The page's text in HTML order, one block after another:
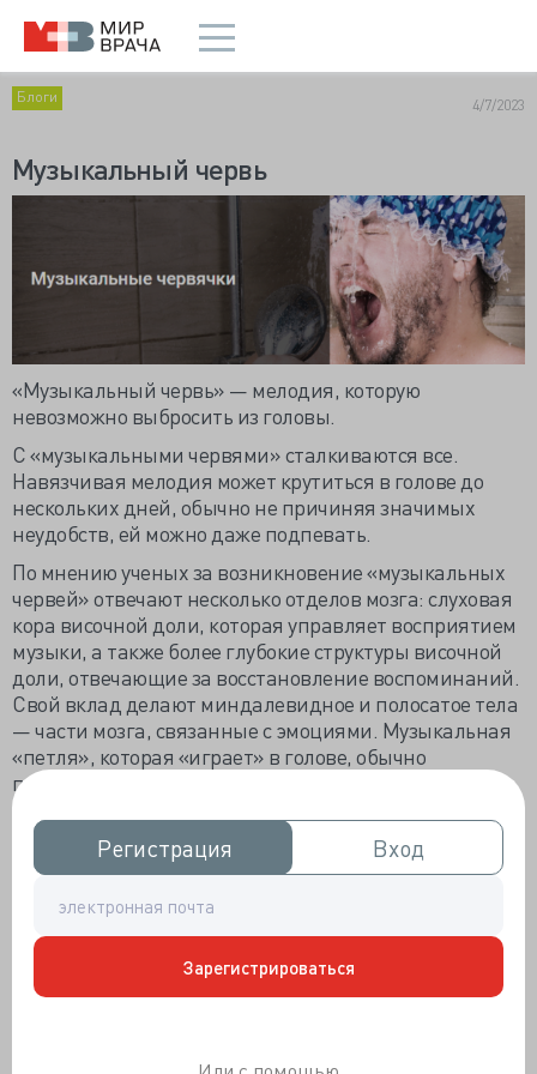
Регистрация
Регистрация Вход
Вход
Зарегистрироваться
Блоги 4/7/2023
Музыкальный червь
«Музыкальный червь» — мелодия, которую
невозможно выбросить из головы.
С «музыкальными червями» сталкиваются все.
Навязчивая мелодия может крутиться в голове до
нескольких дней, обычно не причиняя значимых
неудобств, ей можно даже подпевать.
По мнению ученых за возникновение «музыкальных
червей» отвечают несколько отделов мозга: слуховая
кора височной доли, которая управляет восприятием
музыки, а также более глубокие структуры височной
доли, отвечающие за восстановление воспоминаний.
Свой вклад делают миндалевидное и полосатое тела
— части мозга, связанные с эмоциями. Музыкальная
«петля», которая «играет» в голове, обычно
представляет собой 20-секундный фрагмент. Стоит
также отметить, что «музыкальные черви» не всегда
возникают сразу после окончания воспроизведения
песни. Иногда может пройти несколько часов, а
не та песня, которую вы слушали совсем недавно.
Результаты исследования 2020 года с участием
американских студентов показали, что 97%
респондентов сталкивались с «музыкальным червем»